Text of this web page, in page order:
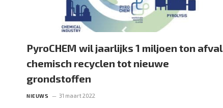
PyroCHEM wil jaarlijks 1 miljoen ton afval
chemisch recyclen tot nieuwe
grondstoffen
NIEUWS 31 maart 2022